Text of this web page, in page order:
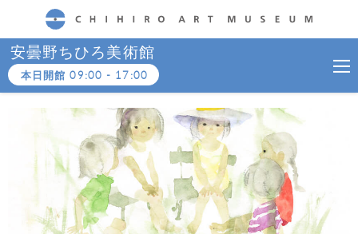
CHIHIRO ART MUSEUM
安曇野ちひろ美術館
本日開館09:00 - 17:00